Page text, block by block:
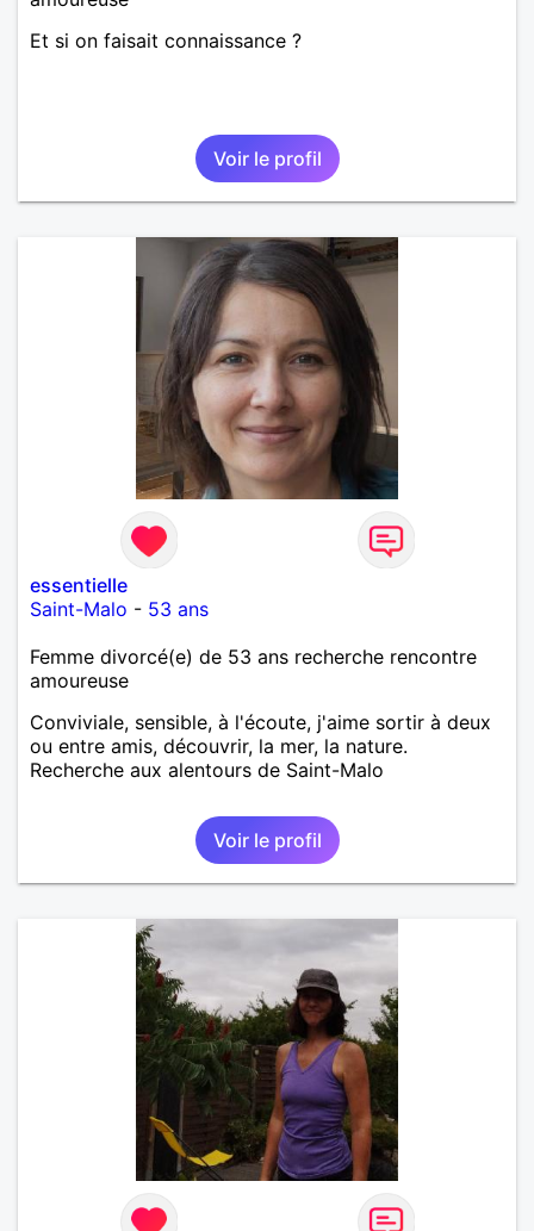
Et si on faisait connaissance ?
Voir le profil
essentielle
Saint-Malo - 53 ans
Femme divorcé(e) de 53 ans recherche rencontre
amoureuse
Conviviale, sensible, à l'écoute, j'aime sortir à deux
ou entre amis, découvrir, la mer, la nature.
Recherche aux alentours de Saint-Malo
Voir le profil